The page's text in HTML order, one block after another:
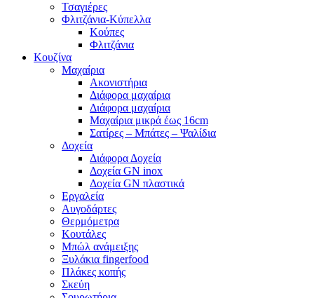
Τσαγιέρες
Φλιτζάνια-Κύπελλα
Κούπες
Φλιτζάνια
Κουζίνα
Mαχαίρια
Ακονιστήρια
Διάφορα μαχαίρια
Διάφορα μαχαίρια
Μαχαίρια μικρά έως 16cm
Σατίρες – Μπάτες – Ψαλίδια
Δοχεία
Διάφορα Δοχεία
Δοχεία GN inox
Δοχεία GN πλαστικά
Εργαλεία
Αυγοδάρτες
Θερμόμετρα
Κουτάλες
Μπώλ ανάμειξης
Ξυλάκια fingerfood
Πλάκες κοπής
Σκεύη